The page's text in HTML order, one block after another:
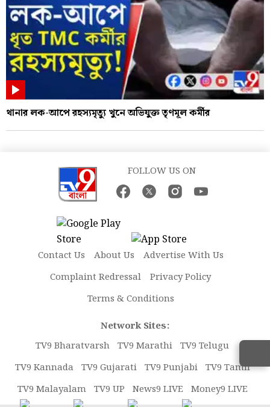
থানার লক-আপে রহস্যমৃত্যু খুনে অভিযুক্ত তৃণমূল কর্মীর
FOLLOW US ON
Contact Us About Us
Advertise With Us
Complaint Redressal
Privacy Policy
Terms & Conditions
Network Sites:
TV9 Bharatvarsh TV9 Marathi TV9 Telugu
TV9 Kannada TV9 Gujarati TV9 Punjabi TV9 Tamil
TV9 Malayalam TV9 UP News9 LIVE Money9 LIVE